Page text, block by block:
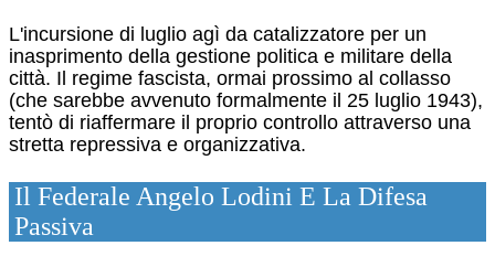
L'incursione di luglio agì da catalizzatore per un
inasprimento della gestione politica e militare della
città. Il regime fascista, ormai prossimo al collasso
(che sarebbe avvenuto formalmente il 25 luglio 1943),
tentò di riaffermare il proprio controllo attraverso una
stretta repressiva e organizzativa.
Il Federale Angelo Lodini E La Difesa
Passiva